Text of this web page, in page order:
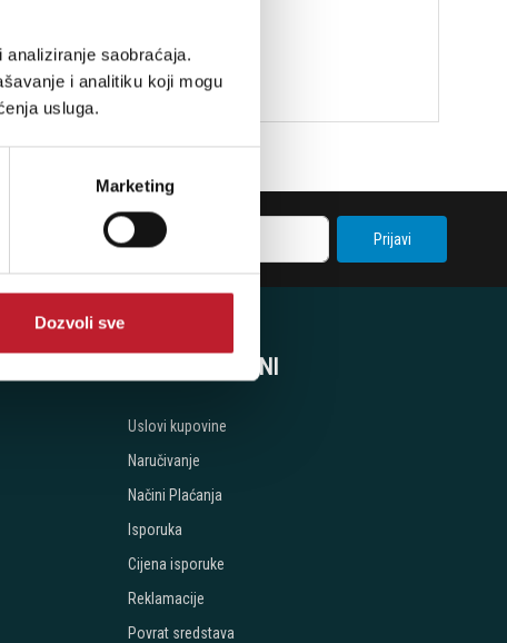
saobraćaja.
i analitiku koji mogu
usluga.
Marketing
Dozvoli sve
Prijavi
SVE O KUPOVINI
Uslovi kupovine
Naručivanje
Načini Plaćanja
Isporuka
Cijena isporuke
Reklamacije
Povrat sredstava